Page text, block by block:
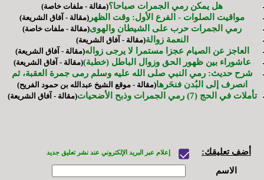
هل يمكن رمي الجمرات صباحا؟(مقالة - ملفات خاصة)
مواقيت الصلوات - الفرع الأول: وقت الظهر (مقالة - آفاق الشريعة)
رمي الجمرات حرب على الشيطان والهوى(مقالة - ملفات خاصة)
النعمة زوالة(مقالة - آفاق الشريعة)
العاجز عن الصيام عجزا مستمرا لا يرجى زواله(مقالة - آفاق الشريعة)
عاشوراء بين ظهور الحق وزوال الباطل (خطبة)(مقالة - آفاق الشريعة)
شرح حديث: رمي النبي صلى الله عليه وسلم رمى جمرة العقبة، ثم
انصرف إلى البُدن فنحَرها(مقالة - موقع الشيخ عبدالله بن حمود الفريح)
تأملات في الحج (7) رمي الجمرات وذبح الأضحيات (مقالة - آفاق الشريعة)
أضف تعليقك: إعلام عبر البريد الإلكتروني عند نشر تعليق جديد
الاسم